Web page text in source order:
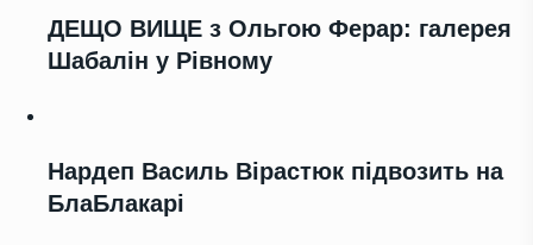
ДЕЩО ВИЩЕ з Ольгою Ферар: галерея
Шабалін у Рівному
Нардеп Василь Вірастюк підвозить на
БлаБлакарі